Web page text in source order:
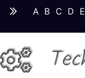
A B C D E